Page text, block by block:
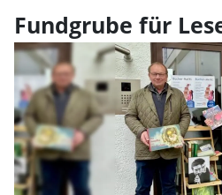
Fundgrube für